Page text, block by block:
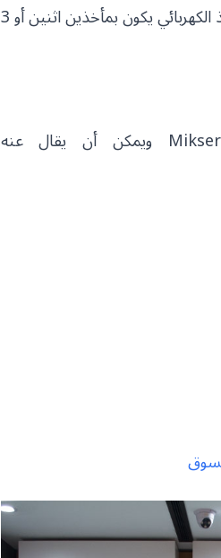
ويقصد به كبل الكهرباء مع البريز المخصص للمأخذ الكهربائي يكون بمأخذين اثنين أو 3
يسمى الخلاط الكهربائية بالتركي Mikser Seti ويمكن أن يقال عنه